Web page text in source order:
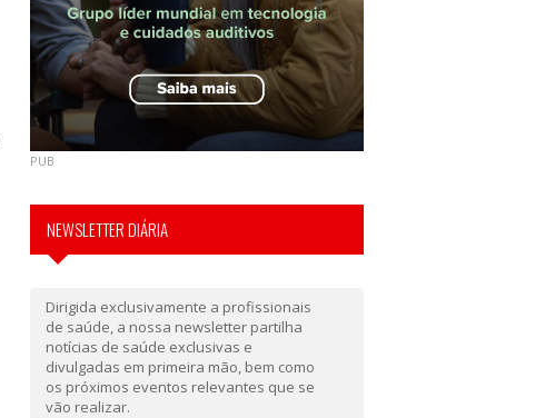
PUB
NEWSLETTER DIÁRIA
Dirigida exclusivamente a profissionais
de saúde, a nossa newsletter partilha
notícias de saúde exclusivas e
divulgadas em primeira mão, bem como
os próximos eventos relevantes que se
vão realizar.